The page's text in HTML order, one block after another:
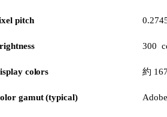
pitch
300
colors 約
gamut (typical)